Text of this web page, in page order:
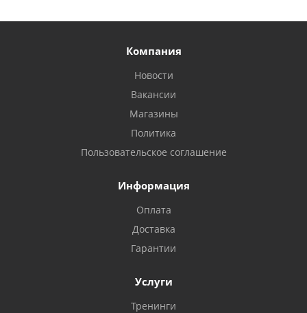
Компания
Новости
Вакансии
Магазины
Политика
Пользовательское соглашение
Информация
Оплата
Доставка
Гарантии
Услуги
Тренинги